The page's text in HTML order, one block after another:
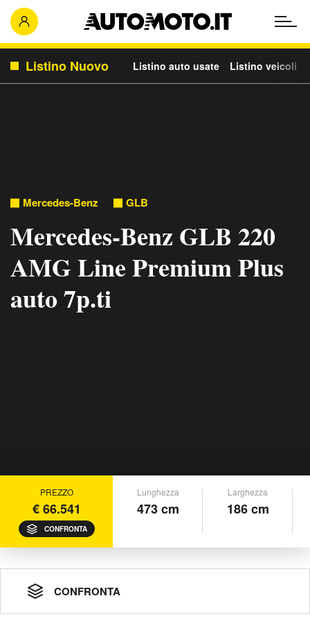
Listino Nuovo Listino auto usate Listino veicoli
Mercedes-Benz GLB
Mercedes-Benz GLB 220
AMG Line Premium Plus
auto 7p.ti
PREZZO
€ 66.541
CONFRONTA
Lunghezza
473 cm
Larghezza
186 cm
CONFRONTA